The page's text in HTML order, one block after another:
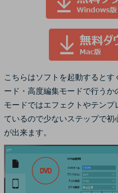
こちらはソフトを起動すると
ード・高度編集モードで行う
モードではエフェクトやテン
ているので少ないステップで
が出来ます。